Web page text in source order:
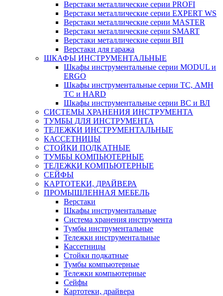
Верстаки металлические серии PROFI
Верстаки металлические серии EXPERT WS
Верстаки металлические серии MASTER
Верстаки металлические серии SMART
Верстаки металлические серии ВП
Верстаки для гаража
ШКАФЫ ИНСТРУМЕНТАЛЬНЫЕ
Шкафы инструментальные серии MODUL и
ERGO
Шкафы инструментальные серии ТС, АМН
ТС и HARD
Шкафы инструментальные серии ВС и ВЛ
СИСТЕМЫ ХРАНЕНИЯ ИНСТРУМЕНТА
ТУМБЫ ДЛЯ ИНСТРУМЕНТА
ТЕЛЕЖКИ ИНСТРУМЕНТАЛЬНЫЕ
КАССЕТНИЦЫ
СТОЙКИ ПОДКАТНЫЕ
ТУМБЫ КОМПЬЮТЕРНЫЕ
ТЕЛЕЖКИ КОМПЬЮТЕРНЫЕ
СЕЙФЫ
КАРТОТЕКИ, ДРАЙВЕРА
ПРОМЫШЛЕННАЯ МЕБЕЛЬ
Верстаки
Шкафы инструментальные
Система хранения инструмента
Тумбы инструментальные
Тележки инструментальные
Кассетницы
Стойки подкатные
Тумбы компьютерные
Тележки компьютерные
Сейфы
Картотеки, драйвера